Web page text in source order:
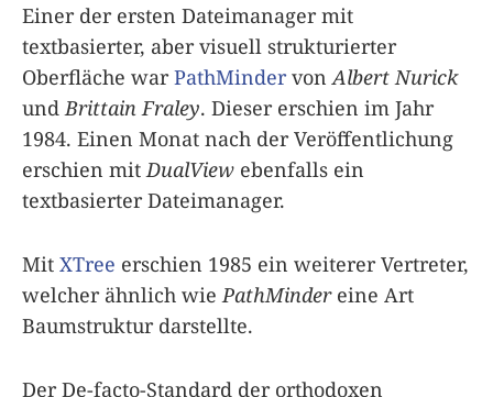
Einer der ersten Dateimanager mit
textbasierter, aber visuell strukturierter
Oberfläche warPathMindervon Albert Nurick
und Brittain Fraley. Dieser erschien im Jahr
1984. Einen Monat nach der Veröffentlichung
erschien mit DualView ebenfalls ein
textbasierter Dateimanager.
Mit XTree erschien 1985 ein weiterer Vertreter,
welcher ähnlich wie PathMindereine Art
Baumstruktur darstellte.
Der De-facto-Standard der orthodoxen